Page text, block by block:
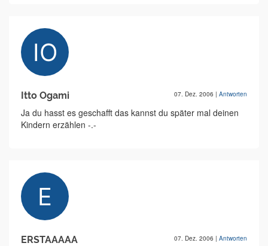
Itto Ogami 07. Dez. 2006 | Antworten
Ja du hasst es geschafft das kannst du später mal deinen
Kindern erzählen -.-
ERSTAAAAA 07. Dez. 2006 | Antworten